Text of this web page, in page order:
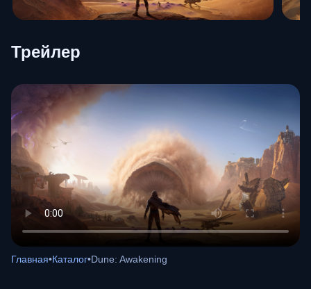
Трейлер
Главная•Каталог•Dune: Awakening